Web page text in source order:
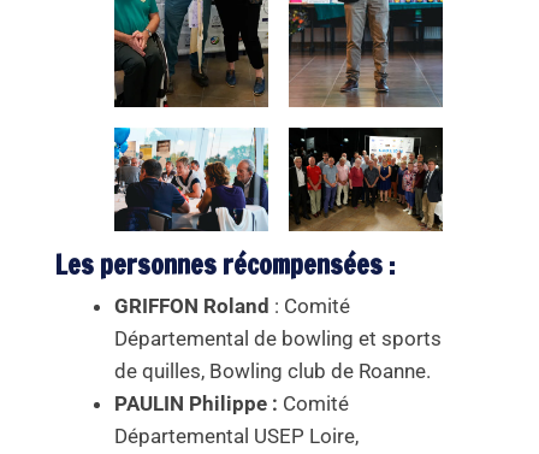
Les personnes récompensées :
GRIFFON Roland : Comité
Départemental de bowling et sports
de quilles, Bowling club de Roanne.
PAULIN Philippe : Comité
Départemental USEP Loire,